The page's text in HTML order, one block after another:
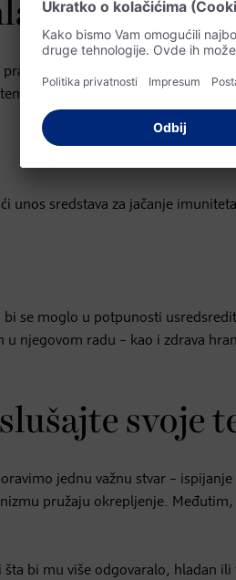
prehladu koju prate kašalj,
posebno tokom hladne sezone.
unos sredstava za jačanje
se moglo u potpunosti
njegovom radu – kao i zdrava
svoje
jednu važnu stvar –
pružaju okrepljenje.
bi mu više odgovaralo, hladan